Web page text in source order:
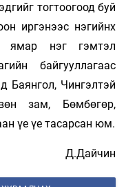
тогтоогоод буй
иргэнээс нэгийнх
ямар нэг гэмтэл
байгууллагаас
Баянгол, Чингэлтэй
зам, Бөмбөгөр,
үе үе тасарсан юм.
Д.Дайчин